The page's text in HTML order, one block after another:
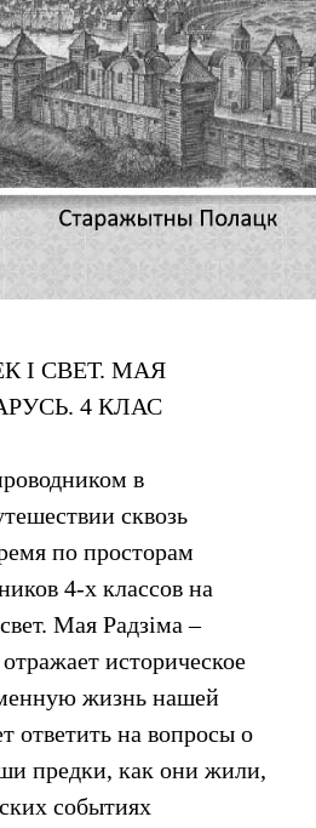
І СВЕТ. МАЯ
4 КЛАС
в
сквозь
по просторам
4-х классов на
Мая Радзіма –
историческое
жизнь нашей
ответить на вопросы о
предки, как они жили,
событиях